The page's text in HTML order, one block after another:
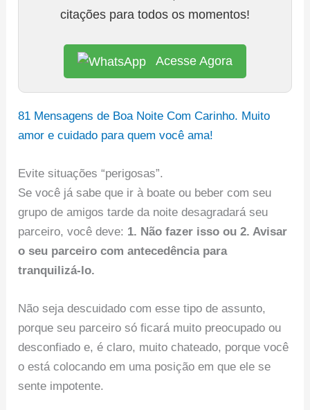
citações para todos os momentos!
Acesse Agora
81 Mensagens de Boa Noite Com Carinho. Muito
amor e cuidado para quem você ama!
Evite situações “perigosas”.
Se você já sabe que ir à boate ou beber com seu
grupo de amigos tarde da noite desagradará seu
parceiro, você deve: 1. Não fazer isso ou 2. Avisar
o seu parceiro com antecedência para
tranquilizá-lo.
Não seja descuidado com esse tipo de assunto,
porque seu parceiro só ficará muito preocupado ou
desconfiado e, é claro, muito chateado, porque você
o está colocando em uma posição em que ele se
sente impotente.